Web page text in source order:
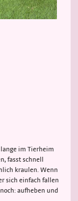
im Tierheim
fasst schnell
kraulen. Wenn
sich einfach fallen
aufheben und